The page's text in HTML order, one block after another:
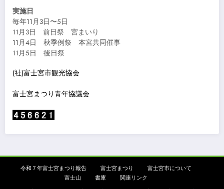
実施日
毎年11月3日〜5日
11月3日 前日祭 宮まいり
11月4日 秋季例祭 本宮共同催事
11月5日 後日祭
(社)富士宮市観光協会
富士宮まつり青年協議会
令和７年富士宮まつり報告 富士宮まつり
富士宮市について
富士山
書庫
関連リンク